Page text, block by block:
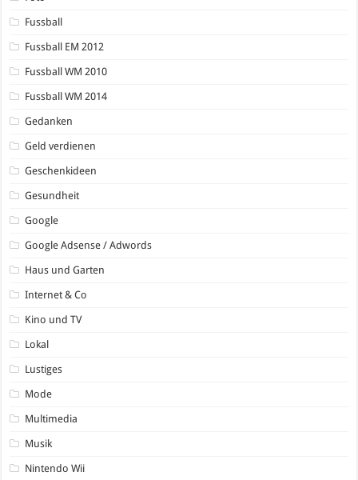
Fussball
Fussball EM 2012
Fussball WM 2010
Fussball WM 2014
Gedanken
Geld verdienen
Geschenkideen
Gesundheit
Google
Google Adsense / Adwords
Haus und Garten
Internet & Co
Kino und TV
Lokal
Lustiges
Mode
Multimedia
Musik
Nintendo Wii